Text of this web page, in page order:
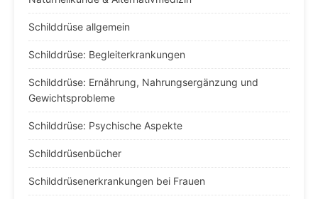
Schilddrüse allgemein
Schilddrüse: Begleiterkrankungen
Schilddrüse: Ernährung, Nahrungsergänzung und
Gewichtsprobleme
Schilddrüse: Psychische Aspekte
Schilddrüsenbücher
Schilddrüsenerkrankungen bei Frauen